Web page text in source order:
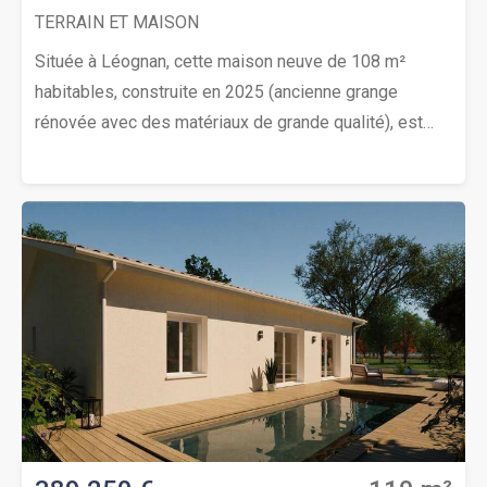
TERRAIN ET MAISON
Située à Léognan, cette maison neuve de 108 m²
habitables, construite en 2025 (ancienne grange
rénovée avec des matériaux de grande qualité), est
offre un cadre de vie moderne et fonctionnel, adapté à
un jeune couple ou une famille en quête d’un bien sans
aucun travaux (fin des travaux pour la vente dont la
cuisine).Cette maison comprend quatre pièces
principales, dont trois chambres, offrant un espace de
vie confortable et bien agencé. La distribution
intérieure privilégie la clarté et la fonctionnalité.Le
chauffage est assuré par une climatisation réversible,
garantissant un confort thermique optimal tout au long